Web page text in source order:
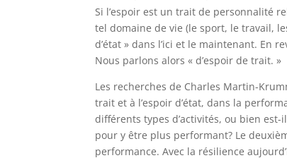
Si l’espoir est un trait de personnalité
tel domaine de vie (le sport, le travail,
d’état » dans l’ici et le maintenant. En
Nous parlons alors « d’espoir de trait. »
Les recherches de Charles Martin-
trait et à l’espoir d’état, dans la
différents types d’activités, ou bien
pour y être plus performant? Le
performance. Avec la résilience